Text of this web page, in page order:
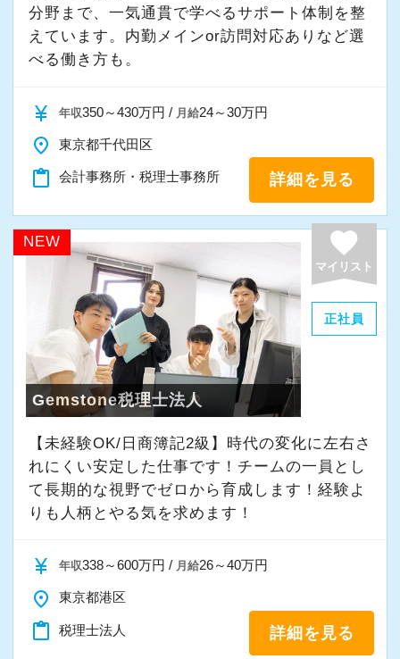
分野まで、一気通貫で学べるサポート体制を整
えています。内勤メインor訪問対応ありなど選
べる働き方も。
currency_yen 年収350～430万円 / 月給24～30万円
place 東京都千代田区
content_paste 会計事務所・税理士事務所 詳細を見る
NEW favorite
マイリスト
正社員
Gemstone税理士法人
【未経験OK/日商簿記2級】時代の変化に左右さ
れにくい安定した仕事です！チームの一員とし
て⻑期的な視野でゼロから育成します！経験よ
りも人柄とやる気を求めます！
currency_yen 年収338～600万円 / 月給26～40万円
place 東京都港区
content_paste 税理士法人 詳細を見る